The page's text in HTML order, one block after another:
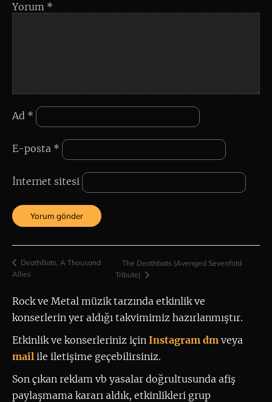
Yorum *
Ad *
E-posta *
İnternet sitesi
DeathBats, A Thousand
Allies
The Deathbats (Avenged Sevenfold
Tribute)
Rock ve Metal müzik tarzında etkinlik ve
konserlerin yer aldığı takvimimiz hazırlanmıştır.
Etkinlik ve konserleriniz için Instagram dm
mail ile iletişime geçebilirsiniz.
Son çıkan reklam vb yasalar doğrultusunda afiş
paylaşmama kararı aldık, etkinlikleri grup